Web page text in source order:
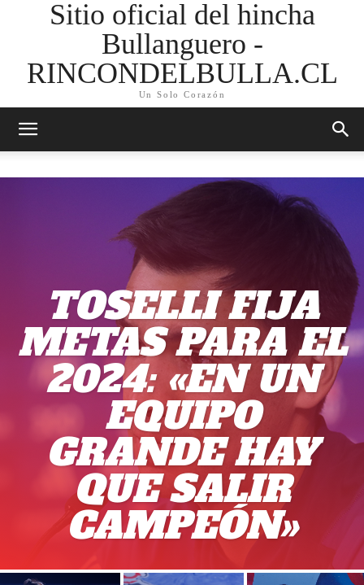
Sitio oficial del hincha
Bullanguero -
RINCONDELBULLA.CL
Un Solo Corazón
TOSELLI FIJA
METAS PARA EL
2024: «EN UN
EQUIPO
GRANDE HAY
QUE SALIR
CAMPEÓN»